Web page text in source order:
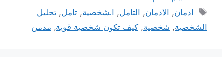
الوسوم
ادمان, الادمان, التامل, الشخصية,تامل,تحليل
الشخصية, شخصية, كيف تكون شخصية قوية, مدمن